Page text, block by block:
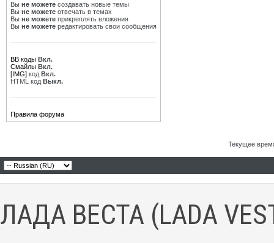
Вы не можете создавать новые темы
Вы не можете отвечать в темах
Вы не можете прикреплять вложения
Вы не можете редактировать свои сообщения
BB коды Вкл.
Смайлы Вкл.
[IMG] код Вкл.
HTML код Выкл.
Правила форума
Текущее
ЛАДА ВЕСТА (LADA